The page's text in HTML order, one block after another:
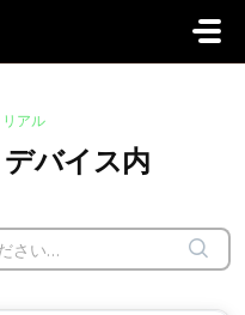
アル
バイス内